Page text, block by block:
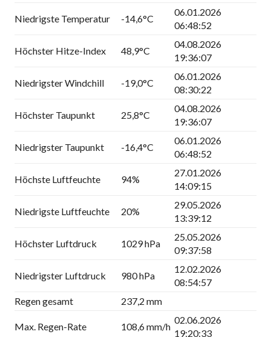
Niedrigste Temperatur -14,6°C
06.01.2026
06:48:52
Höchster Hitze-Index 48,9°C
04.08.2026
19:36:07
Niedrigster Windchill -19,0°C
06.01.2026
08:30:22
Höchster Taupunkt 25,8°C
04.08.2026
19:36:07
Niedrigster Taupunkt -16,4°C
06.01.2026
06:48:52
Höchste Luftfeuchte 94%
27.01.2026
14:09:15
Niedrigste Luftfeuchte 20%
29.05.2026
13:39:12
Höchster Luftdruck 1029 hPa
25.05.2026
09:37:58
Niedrigster Luftdruck 980 hPa
12.02.2026
08:54:57
Regen gesamt
237,2 mm
Max. Regen-Rate 108,6 mm/h
02.06.2026
19:20:33